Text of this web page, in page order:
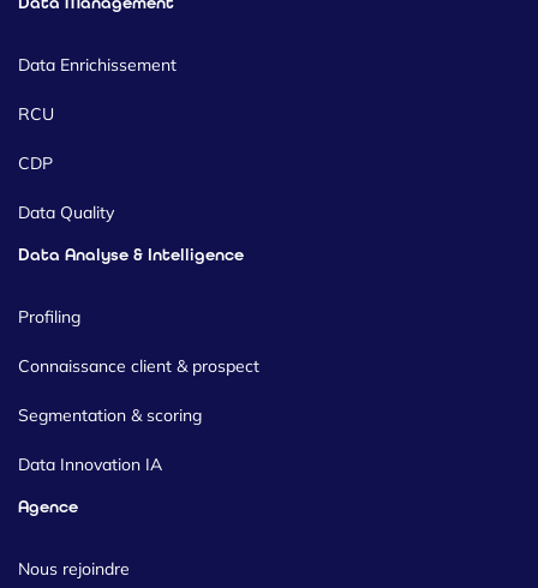
Data Enrichissement
RCU
CDP
Data Quality
Data Analyse & Intelligence
Profiling
Connaissance client & prospect
Segmentation & scoring
Data Innovation IA
Agence
Nous rejoindre